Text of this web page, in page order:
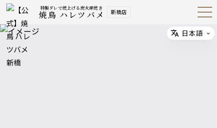
特製ダレで焼上げる炭火串焼き
焼鳥 ハレツバメ 新橋店 Open
Navig
Select
日本語